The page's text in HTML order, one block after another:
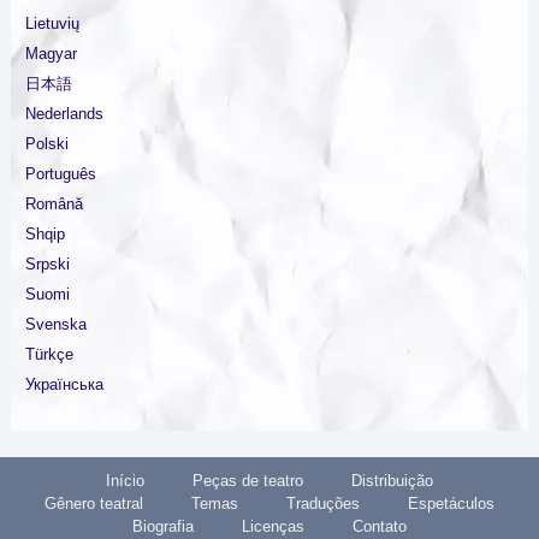
Lietuvių
Magyar
日本語
Nederlands
Polski
Português
Română
Shqip
Srpski
Suomi
Svenska
Türkçe
Українська
Início Peças de teatro
Distribuição
Gênero teatral
Temas Traduções
Espetáculos
Biografia
Licenças Contato